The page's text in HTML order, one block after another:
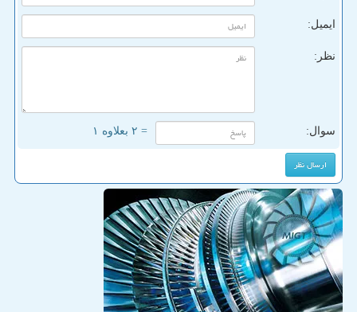
ایمیل:
نظر:
سوال: = ۲ بعلاوه ۱